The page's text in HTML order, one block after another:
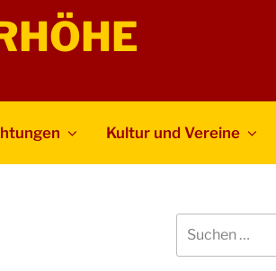
Kultur und Vereine
nach: